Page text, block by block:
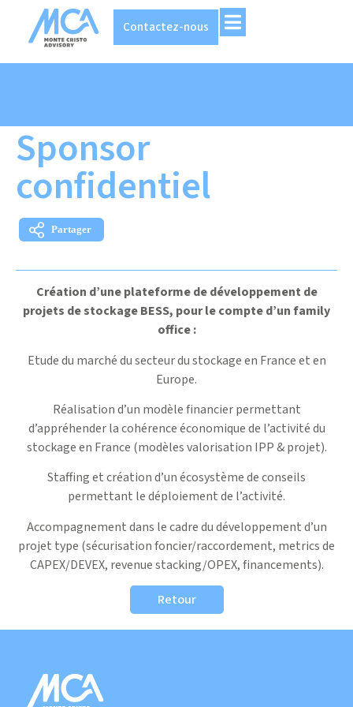
Contactez-nous
Sponsor
confidentiel
Création d’une plateforme de développement de
projets de stockage BESS, pour le compte d’un family
office :
Etude du marché du secteur du stockage en France et en
Europe.
Réalisation d’un modèle financier permettant
d’appréhender la cohérence économique de l’activité du
stockage en France (modèles valorisation IPP & projet).
Staffing et création d’un écosystème de conseils
permettant le déploiement de l’activité.
Accompagnement dans le cadre du développement d’un
projet type (sécurisation foncier/raccordement, metrics de
CAPEX/DEVEX, revenue stacking/OPEX, financements).
Retour